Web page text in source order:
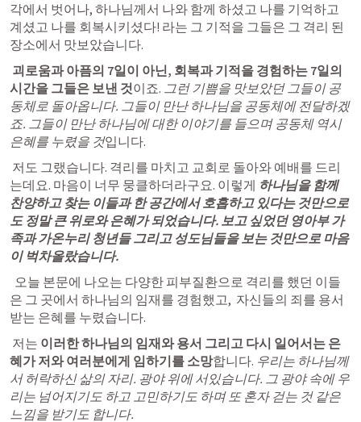
각에서 벗어나, 하나님께서 나와 함께 하셨고 나를 기억하고
계셨고 나를 회복시키셨다! 라는 그 기적을 그들은 그 격리 된
장소에서 맛보았습니다.
시간을 그들은 보낸 것이죠. 그런 기쁨을 맛보았던 그들이 공
동체로 돌아옵니다. 그들이 만난 하나님을 공동체에 전달하겠
죠. 그들이 만난 하나님에 대한 이야기를 들으며 공동체 역시
은혜를 누렸을 것입니다.
저도 그랬습니다. 격리를 마치고 교회로 돌아와 예배를 드리
는데요. 마음이 너무 뭉클하더라구요. 이렇게 하나님을 함께
찬양하고 찾는 이들과 한 공간에서 호흡하고 있다는 것만으로
도 정말 큰 위로와 은혜가 되었습니다. 보고 싶었던 영아부 가
족과 가온누리 청년들 그리고 성도님들을 보는 것만으로 마음
이 벅차올랐습니다.
  오늘
본문에 나오는 다양한 피부질환으로 격리를 했던 이들
은 그 곳에서 하나님의 임재를 경험했고,  자신들의 죄를 용서
받는 은혜를 누렸습니다.
저는 이러한 하나님의 임재와 용서 그리고 다시 일어서는 은
혜가 저와 여러분에게 임하기를 소망합니다. 우리는 하나님께
서 허락하신 삶의 자리. 광야 위에 서있습니다. 그 광야 속에 우
리는 넘어지기도 하고 고민하기도 하며 또 혼자 걷는 것 같은
느낌을 받기도 합니다.